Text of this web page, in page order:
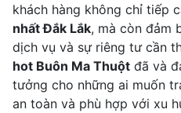
khách hàng không chỉ tiếp
nhất Đắk Lắk, mà còn đảm
dịch vụ và sự riêng tư cần
hot Buôn Ma Thuột đã và
tưởng cho những ai muốn
an toàn và phù hợp với xu